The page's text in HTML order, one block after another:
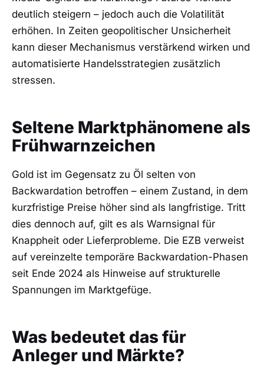
deutlich steigern – jedoch auch die Volatilität
erhöhen. In Zeiten geopolitischer Unsicherheit
kann dieser Mechanismus verstärkend wirken und
automatisierte Handelsstrategien zusätzlich
stressen.
Seltene Marktphänomene als
Frühwarnzeichen
Gold ist im Gegensatz zu Öl selten von
Backwardation betroffen – einem Zustand, in dem
kurzfristige Preise höher sind als langfristige. Tritt
dies dennoch auf, gilt es als Warnsignal für
Knappheit oder Lieferprobleme. Die EZB verweist
auf vereinzelte temporäre Backwardation-Phasen
seit Ende 2024 als Hinweise auf strukturelle
Spannungen im Marktgefüge.
Was bedeutet das für
Anleger und Märkte?